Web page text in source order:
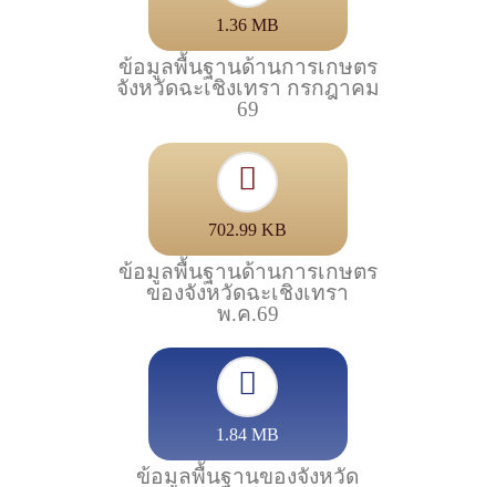
1.36 MB
ข้อมูลพื้นฐานด้านการเกษตร
จังหวัดฉะเชิงเทรา กรกฎาคม
69
702.99 KB
ข้อมูลพื้นฐานด้านการเกษตร
ของจังหวัดฉะเชิงเทรา
พ.ค.69
1.84 MB
ข้อมูลพื้นฐานของจังหวัด